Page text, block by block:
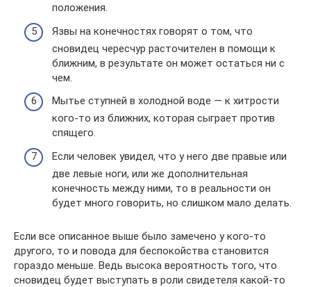
положения.
Язвы на конечностях говорят о том, что
сновидец чересчур расточителен в помощи к
ближним, в результате он может остаться ни с
чем.
Мытье ступней в холодной воде — к хитрости
кого-то из ближних, которая сыграет против
спящего.
Если человек увидел, что у него две правые или
две левые ноги, или же дополнительная
конечность между ними, то в реальности он
будет много говорить, но слишком мало делать.
Если все описанное выше было замечено у кого-то
другого, то и повода для беспокойства становится
гораздо меньше. Ведь высока вероятность того, что
сновидец будет выступать в роли свидетеля какой-то